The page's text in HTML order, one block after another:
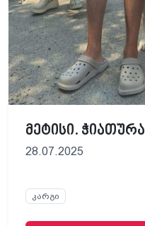
მეტისი. ჭიათურა
28.07.2025
კარგი